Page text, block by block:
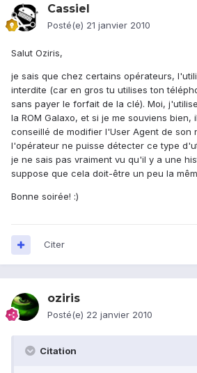
Cassiel
Posté(e) 21 janvier 2010
Salut Oziris,
je sais que chez certains opérateurs,
interdite (car en gros tu utilises ton
sans payer le forfait de la clé). Moi,
la ROM Galaxo, et si je me souviens bien,
conseillé de modifier l'User Agent de son
l'opérateur ne puisse détecter ce type
je ne sais pas vraiment vu qu'il y a une
suppose que cela doit-être un peu la
Bonne soirée! :)
Citer
oziris
Posté(e) 22 janvier 2010
Citation